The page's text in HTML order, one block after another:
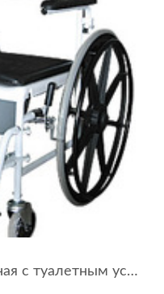
Кресло-каталка инвалидная с туалетным устройством с большими колесами 5019W24